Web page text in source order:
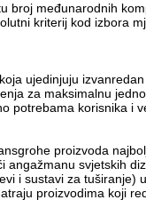
broj međunarodnih
kriterij kod izbora
ujedinjuju
za maksimalnu
potrebama korisnika i
proizvoda
angažmanu svjetskih
i sustavi za tuširanje)
proizvodima koji